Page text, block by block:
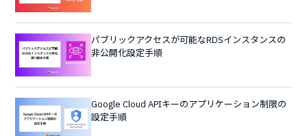
パブリックアクセスが可能なRDSインスタンスの
非公開化設定手順
Google Cloud APIキーのアプリケーション制限の
設定手順